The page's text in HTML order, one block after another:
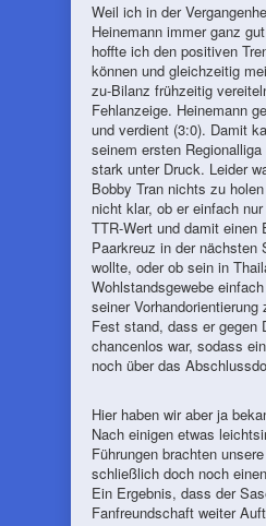
Weil ich in der
Heinemann immer ganz
hoffte ich den positiven
können und gleichzeitig
zu-Bilanz frühzeitig
Fehlanzeige. Heinemann
und verdient (3:0). Damit
seinem ersten
stark unter Druck. Leider
Bobby Tran nichts zu
nicht klar, ob er einfach
TTR-Wert und damit einen
Paarkreuz in der nächsten
wollte, oder ob sein in
Wohlstandsgewebe
seiner Vorhandorientierung
Fest stand, dass er gegen
chancenlos war, sodass
noch über das
Hier haben wir aber ja
Nach einigen etwas
Führungen brachten
schließlich doch noch
Ein Ergebnis, dass der
Fanfreundschaft weiter